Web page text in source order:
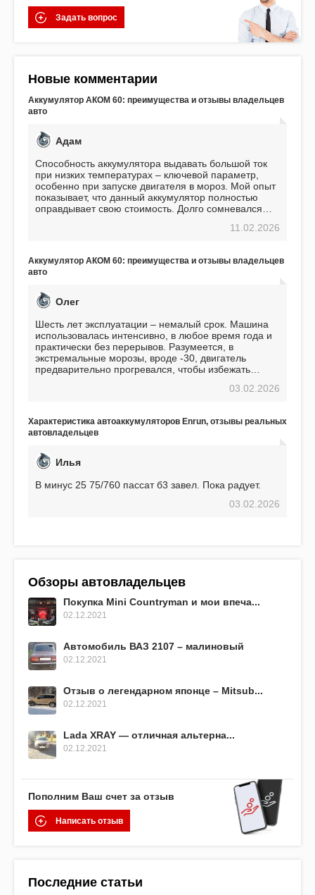
Задать вопрос
Новые комментарии
Аккумулятор АКОМ 60: преимущества и отзывы владельцев
авто
Адам
Способность аккумулятора выдавать большой ток
при низких температурах – ключевой параметр,
особенно при запуске двигателя в мороз. Мой опыт
показывает, что данный аккумулятор полностью
оправдывает свою стоимость. Долго сомневался
пожалел. Считаю, что это отличное вложение,11.02.2026
Аккумулятор АКОМ 60: преимущества и отзывы владельцев
авто
Олег
Шесть лет эксплуатации – немалый срок. Машина
использовалась интенсивно, в любое время года и
практически без перерывов. Разумеется, в
экстремальные морозы, вроде -30, двигатель
предварительно прогревался, чтобы избежать
использования не было ни единой поломки,
EFB 75. Судя по характеристикам, он даже
превосходит предыдущую модель.
03.02.2026
Характеристика автоаккумуляторов Enrun, отзывы реальных
автовладельцев
Илья
В минус 25 75/760 пассат б3 завел. Пока радует.
03.02.2026
Обзоры автовладельцев
Покупка Mini Countryman и мои впеча...
02.12.2021
Автомобиль ВАЗ 2107 – малиновый
02.12.2021
Отзыв о легендарном японце – Mitsub...
02.12.2021
Lada XRAY — отличная альтерна...
02.12.2021
Пополним Ваш счет за отзыв
Написать отзыв
Последние статьи